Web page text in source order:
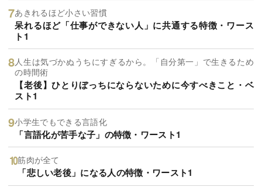
あきれるほど小さい習慣
呆れるほど「仕事ができない人」に共通する特徴・ワース
ト1
人生は気づかぬうちにすぎるから。「自分第一」で生きるため
の時間術
【老後】ひとりぼっちにならないために今すべきこと・ベ
スト1
小学生でもできる言語化
「言語化が苦手な子」の特徴・ワースト1
筋肉が全て
「悲しい老後」になる人の特徴・ワースト1